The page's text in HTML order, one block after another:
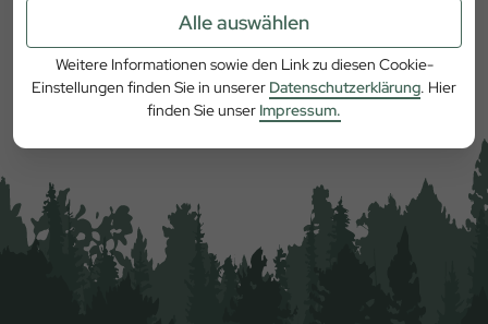
Alle auswählen
Weitere Informationen sowie den Link zu diesen Cookie-
Einstellungen finden Sie in unserer Datenschutzerklärung. Hier
finden Sie unser Impressum.
Mehr erfahren